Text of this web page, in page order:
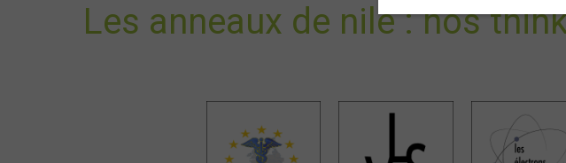
Les anneaux de nile : nos